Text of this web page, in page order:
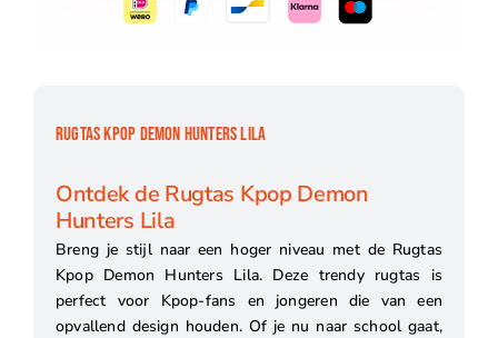
RUGTAS KPOP DEMON HUNTERS LILA
Ontdek de Rugtas Kpop Demon
Hunters Lila
Breng je stijl naar een hoger niveau met de Rugtas
Kpop Demon Hunters Lila. Deze trendy rugtas is
perfect voor Kpop-fans en jongeren die van een
opvallend design houden. Of je nu naar school gaat,